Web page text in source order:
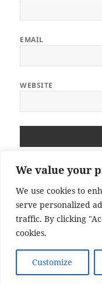
We value your
We use cookies to
serve personalized
traffic. By clicking
cookies.
Customize
EMAIL
WEBSITE
Post
navigation
Previous
post:
Previous Post
NEXT
Next
post:
Next Post
Proudly powered by